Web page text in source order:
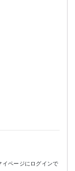
イページにログインで